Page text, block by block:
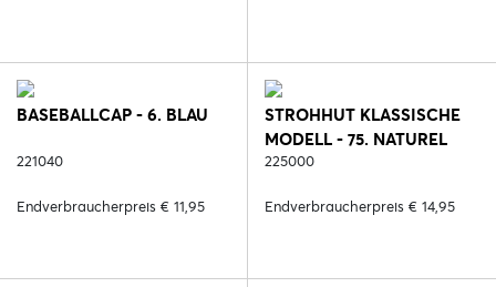
BASEBALLCAP - 6. BLAU
221040
Endverbraucherpreis € 11,95
STROHHUT KLASSISCHE
MODELL - 75. NATUREL
225000
Endverbraucherpreis € 14,95